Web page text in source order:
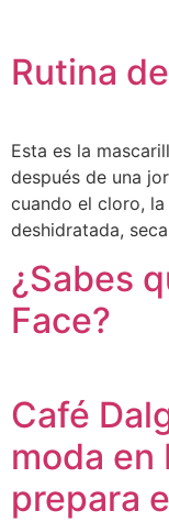
Rutina
Esta es la
después de una
cuando el cloro,
deshidratada,
¿Sabes
Face?
Café
moda en
prepara